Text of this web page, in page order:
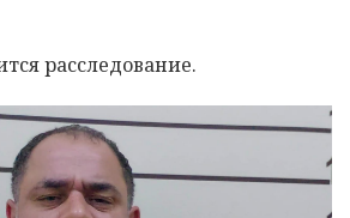
расследование.